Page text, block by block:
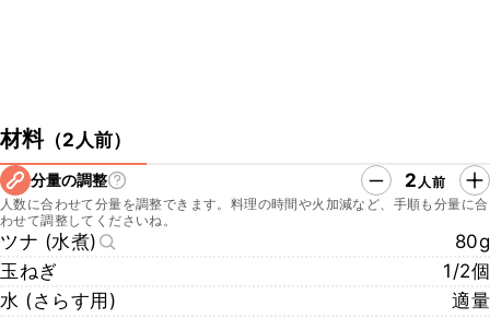
材料（2人前）
分量の調整 2 人前
人数に合わせて分量を調整できます。料理の時間や火加減など、手順も分量に合
わせて調整してくださいね。
ツナ (水煮)
80g
玉ねぎ
1/2個
水 (さらす用)
適量